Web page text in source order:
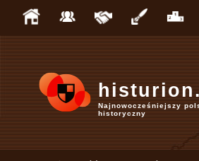
Najnowocześniejszy
historyczny